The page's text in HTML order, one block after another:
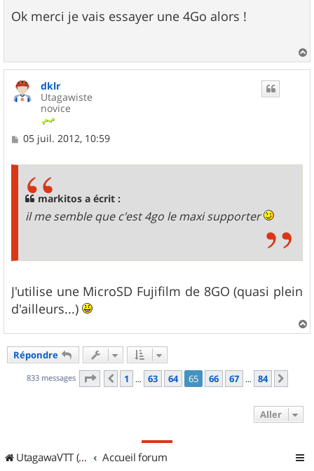
s
s
e
Ok merci je vais essayer une 4Go alors !
a
dklr
Utagawiste
novice
M
05 juil. 2012, 10:59
markitos a écrit :
il me semble que c'est 4go le maxi supporter
J'utilise une MicroSD Fujifilm de 8GO (quasi plein
d'ailleurs...)
a
Répondre
833 messages Page 65 sur84
Précédent
1 … 63 64 65 66 67 … 84
Aller
UtagawaVTT (Randos VTT et VTTAE avec traces GPS) Accueil forum